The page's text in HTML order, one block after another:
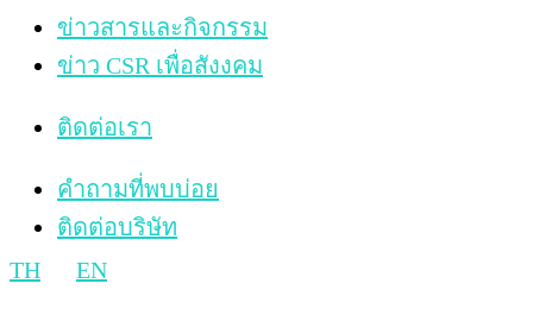
ข่าวสารและกิจกรรม
ข่าว CSR เพื่อสังงคม
ติดต่อเรา
คำถามที่พบบ่อย
ติดต่อบริษัท
TH
EN